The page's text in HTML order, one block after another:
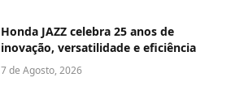
Honda JAZZ celebra 25 anos de
inovação, versatilidade e eficiência
7 de Agosto, 2026